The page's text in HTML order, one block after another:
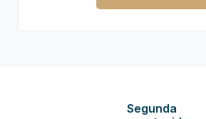
Segunda